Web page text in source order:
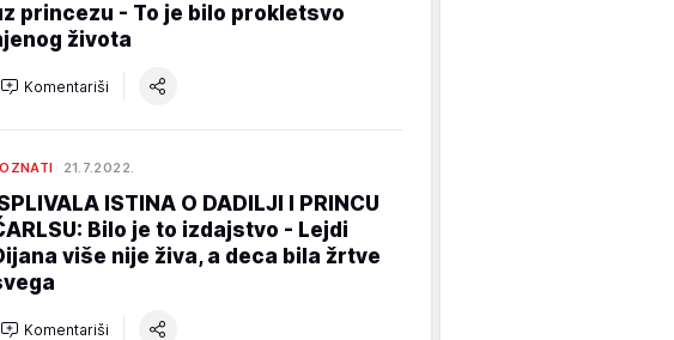
princezu - To je bilo prokletsvo
života
Komentariši
21.7.2022.
ISTINA O DADILJI I PRINCU
Bilo je to izdajstvo - Lejdi
više nije živa, a deca bila žrtve
Komentariši